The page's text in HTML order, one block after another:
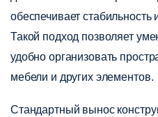
обеспечивает стабильность
Такой подход позволяет
удобно организовать
мебели и других элементов.
Стандартный вынос